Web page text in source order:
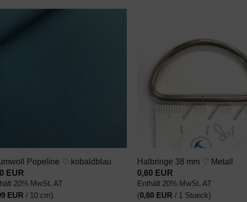
Popeline ♡ kobaldblau
EUR
20% MwSt. AT
EUR / 10 cm)
AUF
Halbringe 38 mm ♡ Metall
0,60 EUR
Enthält 20% MwSt. AT
(0,60 EUR / 1 Stueck)